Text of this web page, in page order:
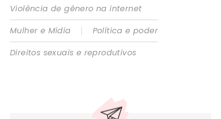
Violência de gênero na internet
Mulher e Mídia
|
Política e poder
Direitos sexuais e reprodutivos